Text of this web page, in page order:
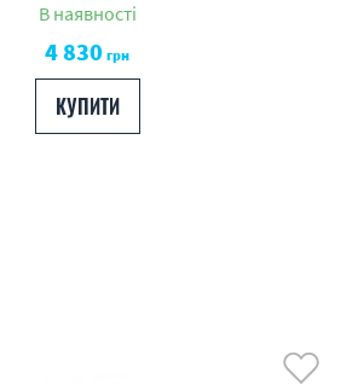
В наявності
4 830 грн
КУПИТИ